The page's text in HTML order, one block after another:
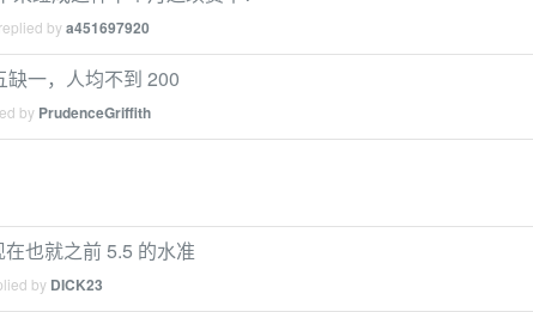
bya451697920
缺一，人均不到 200
by PrudenceGriffith
也就之前 5.5 的水准
by DICK23